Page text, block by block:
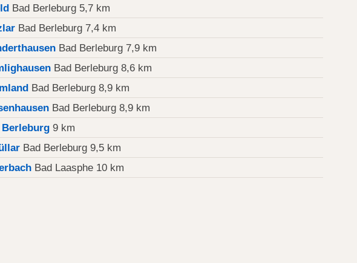
Bad Berleburg 5,7 km
Bad Berleburg 7,4 km
Bad Berleburg 7,9 km
Bad Berleburg 8,6 km
Bad Berleburg 8,9 km
Bad Berleburg 8,9 km
Berleburg 9 km
Bad Berleburg 9,5 km
Bad Laasphe 10 km